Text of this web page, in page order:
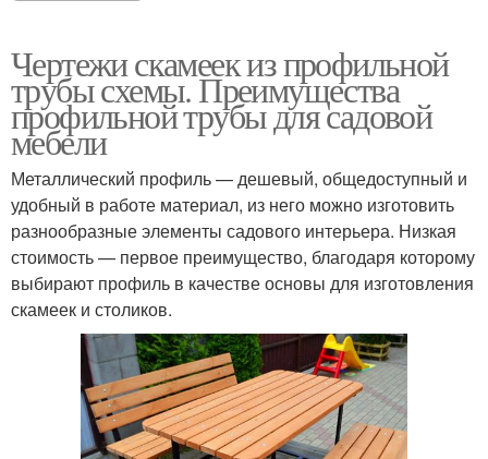
Чертежи скамеек из профильной
трубы схемы. Преимущества
профильной трубы для садовой
мебели
Металлический профиль — дешевый, общедоступный и
удобный в работе материал, из него можно изготовить
разнообразные элементы садового интерьера. Низкая
стоимость — первое преимущество, благодаря которому
выбирают профиль в качестве основы для изготовления
скамеек и столиков.